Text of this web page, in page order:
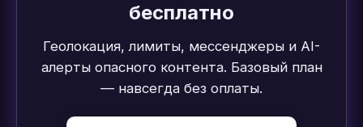
бесплатно
Геолокация, лимиты, мессенджеры и AI-
алерты опасного контента. Базовый план
— навсегда без оплаты.